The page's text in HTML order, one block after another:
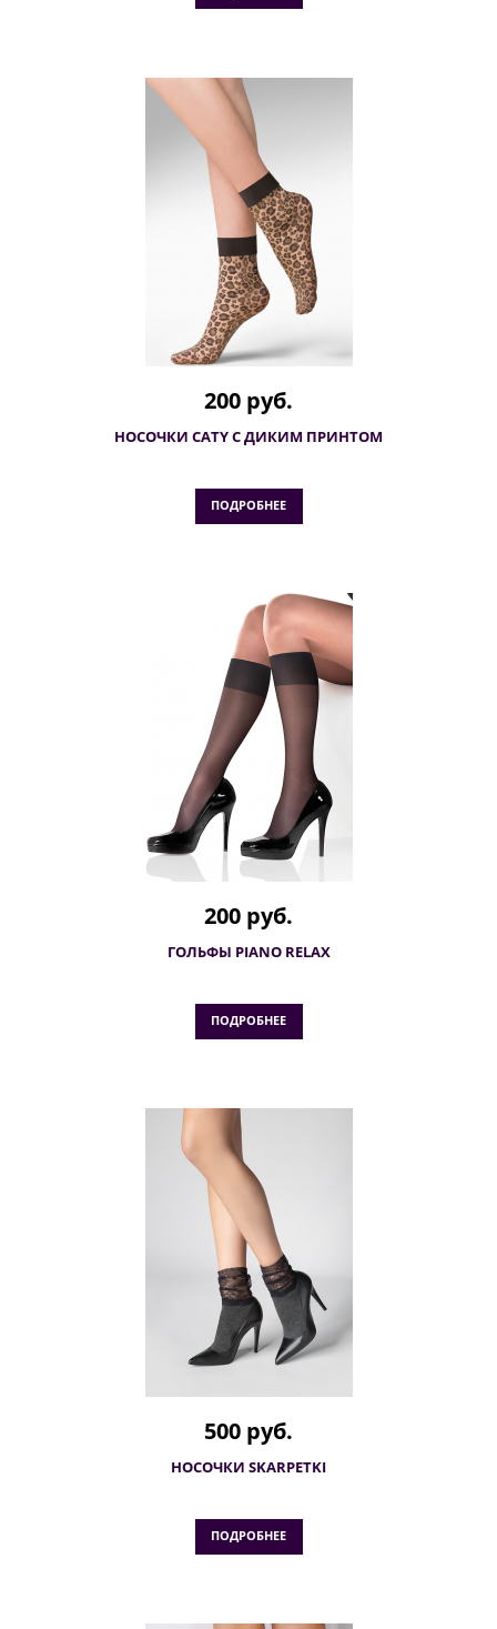
200 руб.
НОСОЧКИ CATY С ДИКИМ ПРИНТОМ
ПОДРОБНЕЕ
200 руб.
ГОЛЬФЫ PIANO RELAX
ПОДРОБНЕЕ
500 руб.
НОСОЧКИ SKARPETKI
ПОДРОБНЕЕ